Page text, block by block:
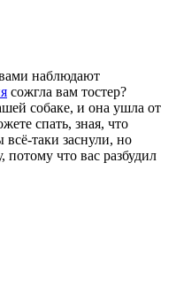
наблюдают
сожгла вам тостер?
собаке, и она ушла от
спать, зная, что
всё-таки заснули, но
что вас разбудил